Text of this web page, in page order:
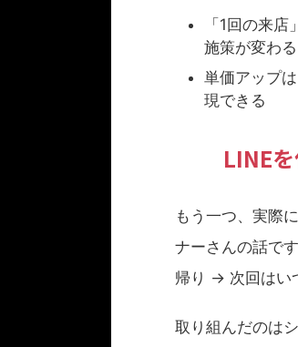
「1回の来
施策が変わる
単価アップ
現できる
LINE
もう一つ、実際
ナーさんの話で
帰り → 次回はい
取り組んだのは